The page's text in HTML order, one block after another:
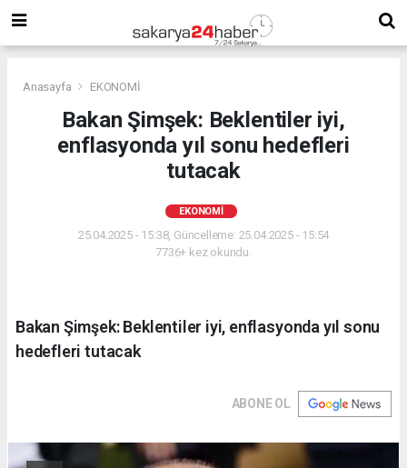
Anasayfa EKONOMİ
Bakan Şimşek: Beklentiler iyi,
enflasyonda yıl sonu hedefleri
tutacak
EKONOMİ
25.04.2025 - 15:38, Güncelleme: 25.04.2025 - 15:54
7736+ kez okundu.
Bakan Şimşek: Beklentiler iyi, enflasyonda yıl sonu
hedefleri tutacak
ABONE OL